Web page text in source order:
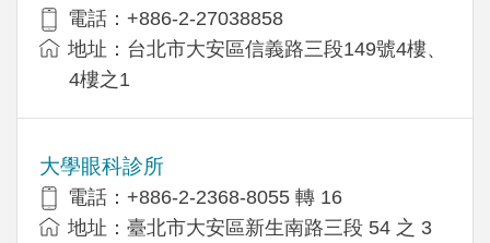
電話：+886-2-27038858
地址：台北市大安區信義路三段149號4樓、
4樓之1
大學眼科診所
電話：+886-2-2368-8055 轉 16
地址：臺北市大安區新生南路三段 54 之 3